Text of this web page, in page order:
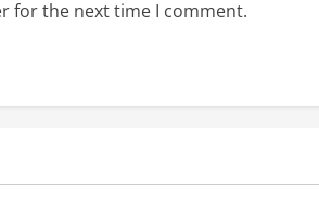
for the next time I comment.